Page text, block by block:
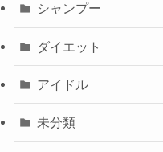
シャンプー
ダイエット
アイドル
未分類